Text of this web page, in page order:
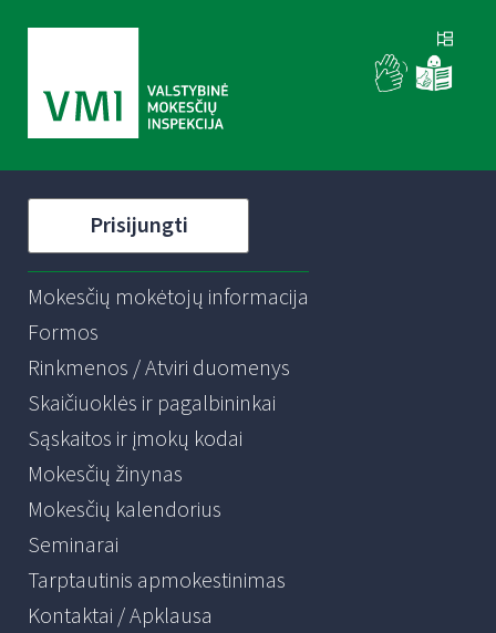
Prisijungti
Mokesčių mokėtojų informacija
Formos
Rinkmenos / Atviri duomenys
Skaičiuoklės ir pagalbininkai
Sąskaitos ir įmokų kodai
Mokesčių žinynas
Mokesčių kalendorius
Seminarai
Tarptautinis apmokestinimas
Kontaktai / Apklausa